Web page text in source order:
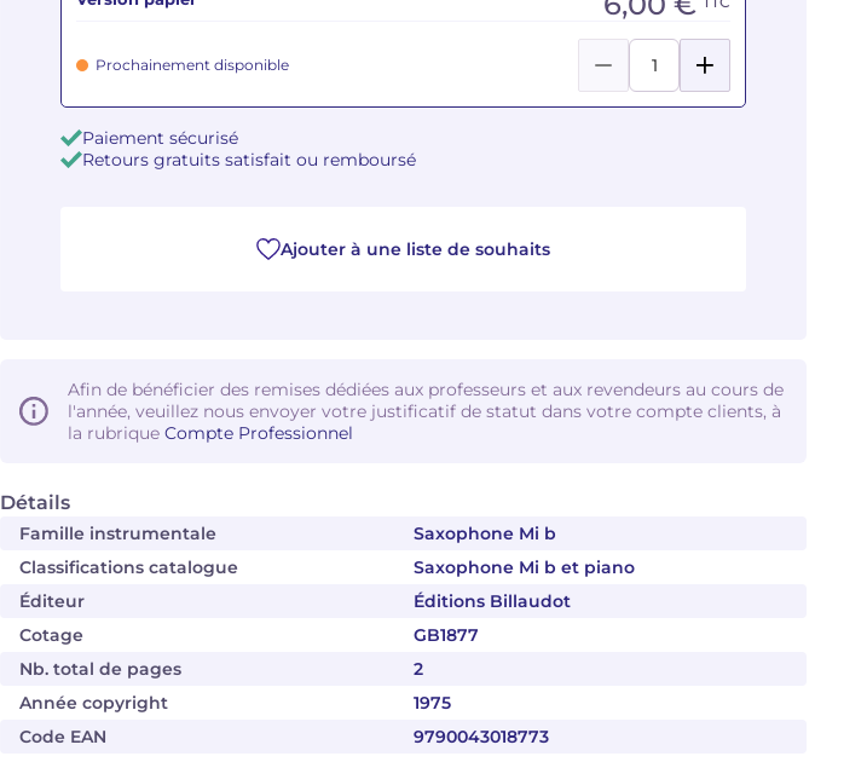
Détails
Famille instrumentale
Saxophone Mi b
Classifications catalogue
Saxophone Mi b et piano
Éditeur
Éditions Billaudot
Cotage
GB1877
Nb. total de pages
2
Année copyright
1975
Code EAN
9790043018773
Prochainement disponible
Paiement sécurisé
Retours gratuits satisfait ou remboursé
Ajouter à une liste de souhaits
Afin de bénéficier des remises dédiées aux professeurs et aux revendeurs au cours de
l'année, veuillez nous envoyer votre justificatif de statut dans votre compte clients, à
la rubrique Compte Professionnel